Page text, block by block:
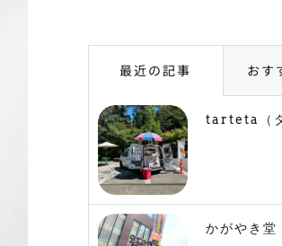
最近の記事 おす
tarteta（タ
かがやき堂